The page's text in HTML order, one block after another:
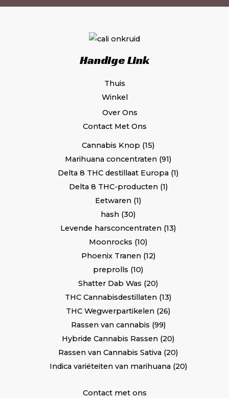
Handige Link
Thuis
Winkel
Over Ons
Contact Met Ons
Cannabis Knop 15
Marihuana concentraten 91
Delta 8 THC destillaat Europa 1
Delta 8 THC-producten 1
Eetwaren 1
hash 30
Levende harsconcentraten 13
Moonrocks 10
Phoenix Tranen 12
preprolls 10
Shatter Dab Was 20
THC Cannabisdestillaten 13
THC Wegwerpartikelen 26
Rassen van cannabis 99
Hybride Cannabis Rassen 20
Rassen van Cannabis Sativa 20
Indica variëteiten van marihuana 20
Contact met ons